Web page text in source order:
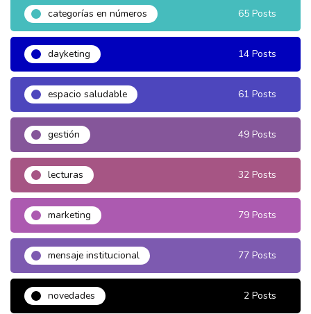
categorías en números 65 Posts
dayketing 14 Posts
espacio saludable 61 Posts
gestión 49 Posts
lecturas 32 Posts
marketing 79 Posts
mensaje institucional 77 Posts
novedades 2 Posts